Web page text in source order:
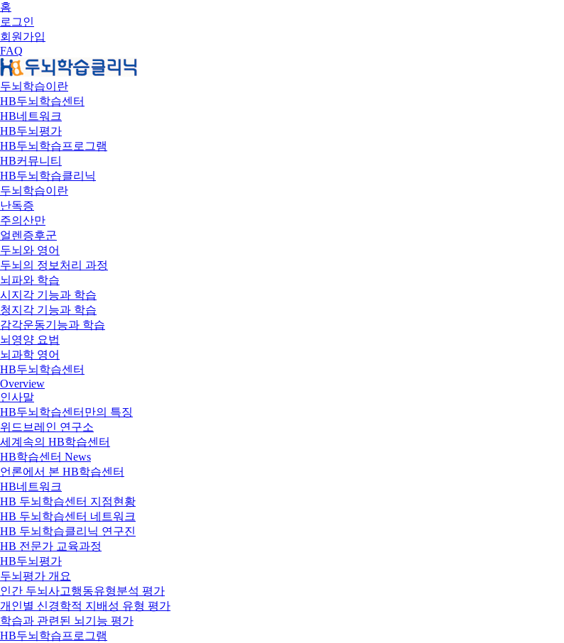
홈
로그인
회원가입
FAQ
두뇌학습이란
HB두뇌학습센터
HB네트워크
HB두뇌평가
HB두뇌학습프로그램
HB커뮤니티
HB두뇌학습클리닉
두뇌학습이란
난독증
주의산만
얼렌증후군
두뇌와 영어
두뇌의 정보처리 과정
뇌파와 학습
시지각 기능과 학습
청지각 기능과 학습
감각운동기능과 학습
뇌영양 요법
뇌과학 영어
HB두뇌학습센터
Overview
인사말
HB두뇌학습센터만의 특징
위드브레인 연구소
세계속의 HB학습센터
HB학습센터 News
언론에서 본 HB학습센터
HB네트워크
HB 두뇌학습센터 지점현황
HB 두뇌학습센터 네트워크
HB 두뇌학습클리닉 연구진
HB 전문가 교육과정
HB두뇌평가
두뇌평가 개요
인간 두뇌사고행동유형분석 평가
개인별 신경학적 지배성 유형 평가
학습과 관련된 뇌기능 평가
HB두뇌학습프로그램